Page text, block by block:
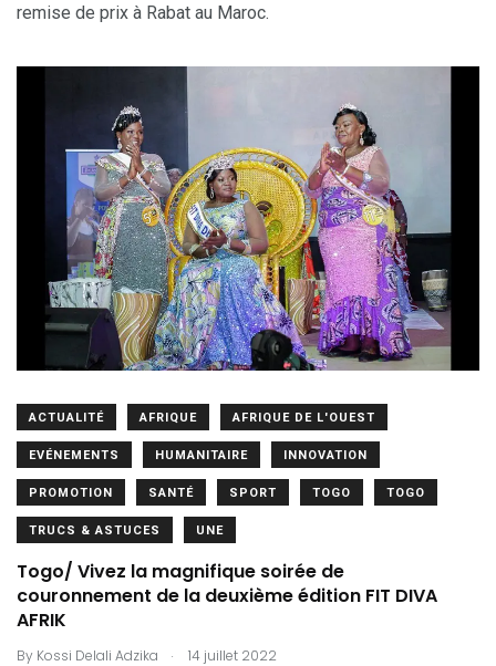
remise de prix à Rabat au Maroc.
ACTUALITÉ AFRIQUE AFRIQUE DE L'OUEST
EVÉNEMENTS HUMANITAIRE INNOVATION
PROMOTION SANTÉ SPORT TOGO TOGO
TRUCS & ASTUCES UNE
Togo/ Vivez la magnifique soirée de
couronnement de la deuxième édition FIT DIVA
AFRIK
By Kossi Delali Adzika . 14 juillet 2022